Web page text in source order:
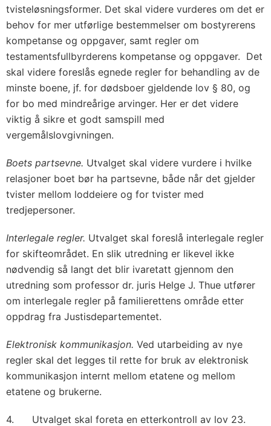
tvisteløsningsformer. Det skal videre vurderes om det er
behov for mer utførlige bestemmelser om bostyrerens
kompetanse og oppgaver, samt regler om
testamentsfullbyrderens kompetanse og oppgaver. Det
skal videre foreslås egnede regler for behandling av de
minste boene, jf. for dødsboer gjeldende lov § 80, og
for bo med mindreårige arvinger. Her er det videre
viktig å sikre et godt samspill med
vergemålslovgivningen.
Boets partsevne. Utvalget skal videre vurdere i hvilke
relasjoner boet bør ha partsevne, både når det gjelder
tvister mellom loddeiere og for tvister med
tredjepersoner.
Interlegale regler. Utvalget skal foreslå interlegale regler
for skifteområdet. En slik utredning er likevel ikke
nødvendig så langt det blir ivaretatt gjennom den
utredning som professor dr. juris Helge J. Thue utfører
om interlegale regler på familierettens område etter
oppdrag fra Justisdepartementet.
Elektronisk kommunikasjon. Ved utarbeiding av nye
regler skal det legges til rette for bruk av elektronisk
kommunikasjon internt mellom etatene og mellom
etatene og brukerne.
4. Utvalget skal foreta en etterkontroll av lov 23.